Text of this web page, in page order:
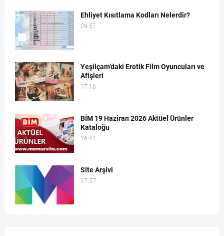
Ehliyet Kısıtlama Kodları Nelerdir?
09:57
Yeşilçam’daki Erotik Film Oyuncuları ve
Afişleri
17:16
BİM 19 Haziran 2026 Aktüel Ürünler
Kataloğu
16:41
Site Arşivi
17:57